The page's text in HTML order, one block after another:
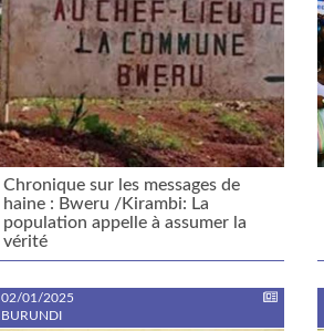
Chronique sur les messages de
haine : Bweru /Kirambi: La
population appelle à assumer la
vérité
02/01/2025
BURUNDI